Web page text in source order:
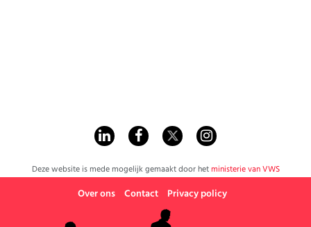
Deze website is mede mogelijk gemaakt door het ministerie van VWS
Over ons Contact Privacy policy